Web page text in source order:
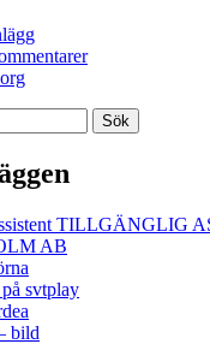
TILLGÄNGLIG
AB
svtplay
bild